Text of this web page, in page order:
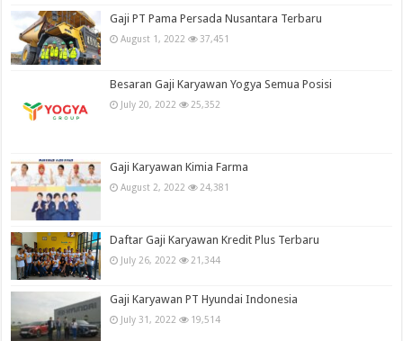
Gaji PT Pama Persada Nusantara Terbaru
August 1, 2022 37,451
Besaran Gaji Karyawan Yogya Semua Posisi
July 20, 2022 25,352
Gaji Karyawan Kimia Farma
August 2, 2022 24,381
Daftar Gaji Karyawan Kredit Plus Terbaru
July 26, 2022 21,344
Gaji Karyawan PT Hyundai Indonesia
July 31, 2022 19,514